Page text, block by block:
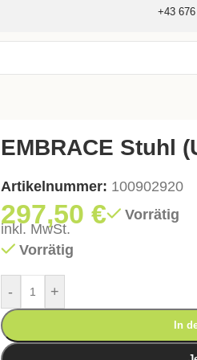
+43
EMBRACE Stuhl
Artikelnummer: 100902920
297,50 €
Vorrätig
inkl. MwSt.
Vorrätig
- +
In